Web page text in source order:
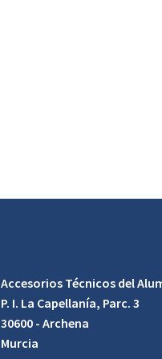
Accesorios Técnicos del
P. I. La Capellanía, Parc. 3
30600 - Archena
Murcia